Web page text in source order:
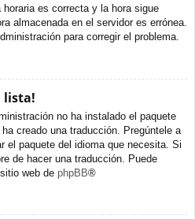
es correcta y la hora sigue
almacenada en el servidor es errónea.
para corregir el problema.
lista!
no ha instalado el paquete
creado una traducción. Pregúntele a
el paquete del idioma que necesita. Si
de hacer una traducción. Puede
web de phpBB®